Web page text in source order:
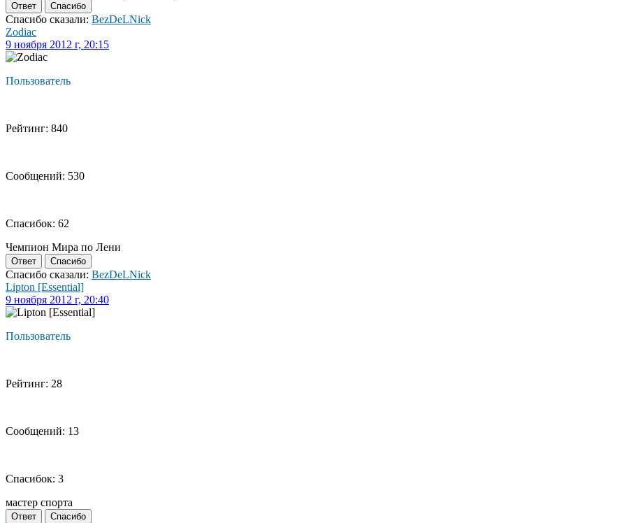
Ответ Спасибо
Спасибо сказали: BezDeLNick
Zodiac
9 ноября 2012 г, 20:15
Пользователь
Рейтинг: 840
Сообщений: 530
Спасибок: 62
Чемпион Мира по Лени
Ответ Спасибо
Спасибо сказали: BezDeLNick
Lipton [Essential]
9 ноября 2012 г, 20:40
Пользователь
Рейтинг: 28
Сообщений: 13
Спасибок: 3
мастер спорта
Ответ Спасибо